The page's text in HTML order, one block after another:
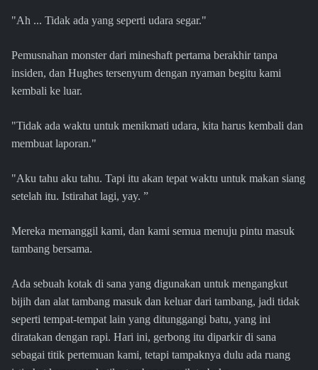
"Ah ... Tidak ada yang seperti udara segar."
Pemusnahan monster dari mineshaft pertama berakhir tanpa
insiden, dan Hughes tersenyum dengan nyaman begitu kami
kembali ke luar.
"Tidak ada waktu untuk menikmati udara, kita harus kembali dan
membuat laporan."
"Aku tahu aku tahu. Tapi itu akan tepat waktu untuk makan siang
setelah itu. Istirahat lagi, yay. ”
Mereka memanggil kami, dan kami semua menuju pintu masuk
tambang bersama.
Ada sebuah kotak di sana yang digunakan untuk mengangkut
bijih dan alat tambang masuk dan keluar dari tambang, jadi tidak
seperti tempat-tempat lain yang ditunggangi batu, yang ini
diratakan dengan rapi. Hari ini, gerbong itu diparkir di sana
sebagai titik pertemuan kami, tetapi tampaknya dulu ada ruang